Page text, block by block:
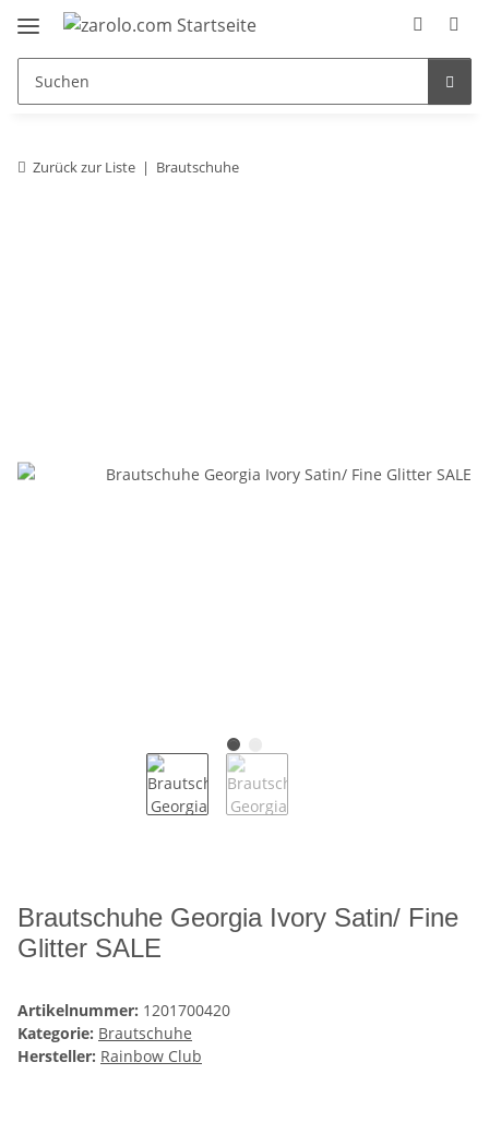
Zurück zur Liste Brautschuhe
Brautschuhe Georgia Ivory Satin/ Fine
Glitter SALE
Artikelnummer: 1201700420
Kategorie: Brautschuhe
Hersteller: Rainbow Club